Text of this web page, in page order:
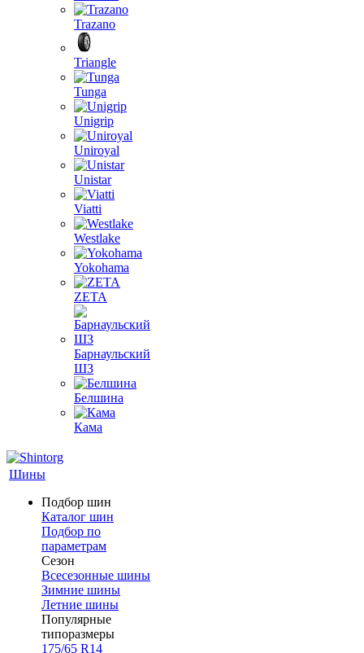
Trazano
Triangle
Tunga
Unigrip
Uniroyal
Unistar
Viatti
Westlake
Yokohama
ZETA
Барнаульский
ШЗ
Белшина
Кама
Шины
Подбор шин
Каталог шин
Подбор по
параметрам
Сезон
Всесезонные шины
Зимние шины
Летние шины
Популярные
типоразмеры
175/65 R14